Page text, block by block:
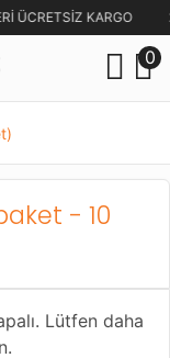
ÜCRETSİZ KARGO
0
- 10
Lütfen daha